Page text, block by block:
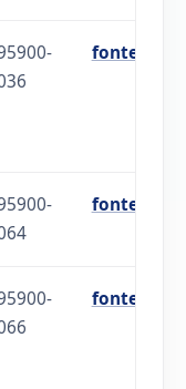
fonte
fonte
fonte